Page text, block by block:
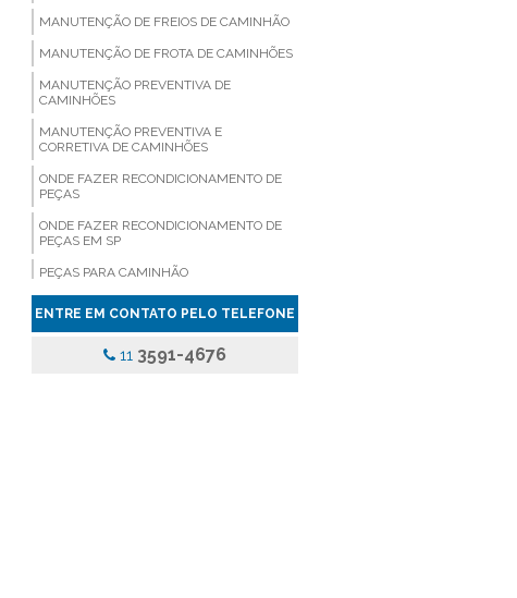
MANUTENÇÃO DE FREIOS DE CAMINHÃO
MANUTENÇÃO DE FROTA DE CAMINHÕES
MANUTENÇÃO PREVENTIVA DE
CAMINHÕES
MANUTENÇÃO PREVENTIVA E
CORRETIVA DE CAMINHÕES
ONDE FAZER RECONDICIONAMENTO DE
PEÇAS
ONDE FAZER RECONDICIONAMENTO DE
PEÇAS EM SP
PEÇAS PARA CAMINHÃO
PEÇAS PARA CAMINHÃO EM SÃO PAULO
PEÇAS PARA CAMINHÃO PREÇO
ENTRE EM CONTATO PELO TELEFONE
11 3591-4676